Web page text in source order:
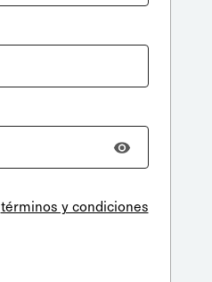
términos y condiciones